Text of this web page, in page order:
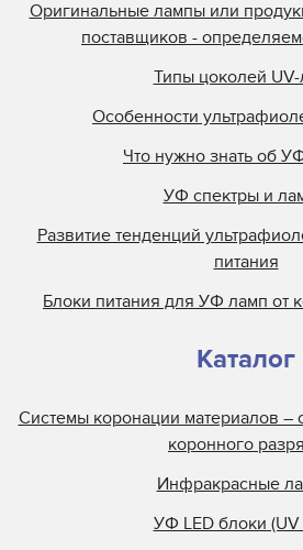
Отражатели EFI
Отражатели
Отражатели Gandi
Отражатели
Отражатели
Отражатели Inca
Оригинальные лампы или
поставщиков -
Типы цоколей
Особенности
Что нужно знать об
УФ спектры и
Развитие тенденций
питания
Блоки питания для УФ ламп от
Каталог
Системы коронации материалов –
коронного
Инфракрасные
УФ LED блоки (UV